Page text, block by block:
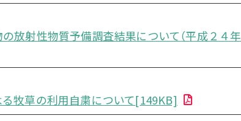
放射性物質予備調査結果について（平成２４年
牧草の利用自粛について[149KB]